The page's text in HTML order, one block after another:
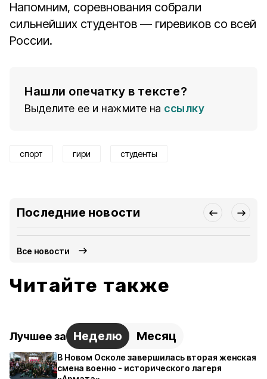
Напомним, соревнования собрали
сильнейших студентов — гиревиков со всей
России.
Нашли опечатку в тексте?
Выделите ее и нажмите на ссылку
спорт гири студенты
Последние новости
Все новости
Читайте также
Лучшее за Неделю Месяц
В Новом Осколе завершилась вторая женская
смена военно - исторического лагеря